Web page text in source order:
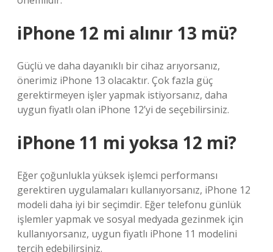
iPhone 12 mi alınır 13 mü?
Güçlü ve daha dayanıklı bir cihaz arıyorsanız,
önerimiz iPhone 13 olacaktır. Çok fazla güç
gerektirmeyen işler yapmak istiyorsanız, daha
uygun fiyatlı olan iPhone 12’yi de seçebilirsiniz.
iPhone 11 mi yoksa 12 mi?
Eğer çoğunlukla yüksek işlemci performansı
gerektiren uygulamaları kullanıyorsanız, iPhone 12
modeli daha iyi bir seçimdir. Eğer telefonu günlük
işlemler yapmak ve sosyal medyada gezinmek için
kullanıyorsanız, uygun fiyatlı iPhone 11 modelini
tercih edebilirsiniz.